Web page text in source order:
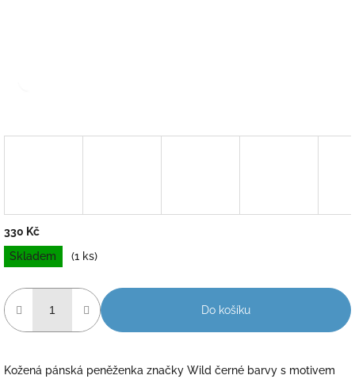
330 Kč
Měrná
cena:
Skladem (1 ks)
Do košíku
Kožená pánská peněženka značky Wild černé barvy s motivem